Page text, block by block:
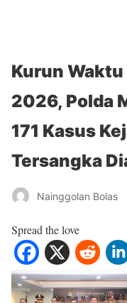
Kurun
2026, Polda
171 Kasus
Tersangka
Nainggolan Bolas
Spread the love